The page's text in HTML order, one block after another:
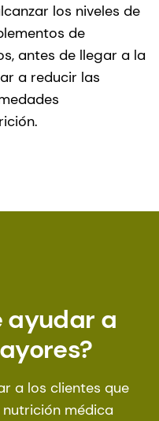
los niveles de
de
antes de llegar a la
a reducir las
ayudar a
a los clientes que
médica